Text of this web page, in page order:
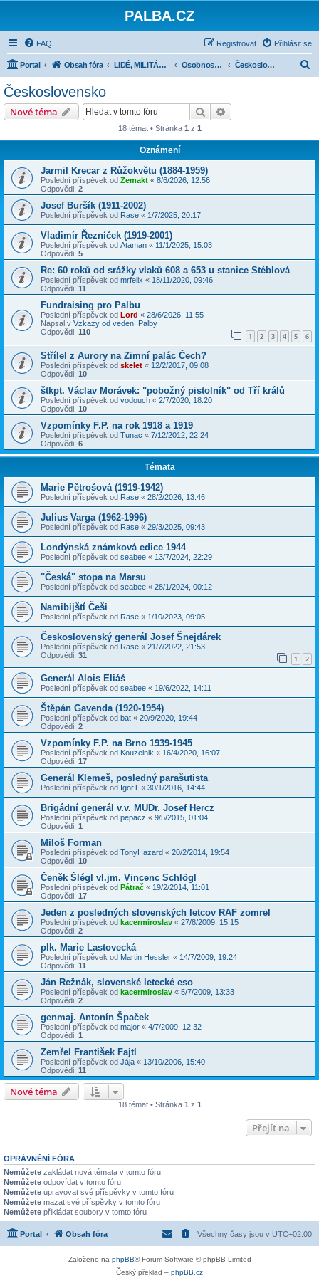
PALBA.CZ
FAQ Přihlásit se
Registrovat
Portal Obsah fóra LIDÉ, MILITÁRIE, VĚDA, KULTURA Osobnosti, vojáci, příběhy Československo
Československo
Nové téma Hledat
18 témat • Stránka 1 z 1
Oznámení
Jarmil Krecar z Růžokvětu (1884-1959)
Poslední příspěvek od Zemakt « 8/6/2026, 12:56
Odpovědi: 2
Josef Buršík (1911-2002)
Poslední příspěvek od Rase « 1/7/2025, 20:17
Vladimír Řezníček (1919-2001)
Poslední příspěvek od Ataman « 11/1/2025, 15:03
Odpovědi: 5
Re: 60 roků od srážky vlaků 608 a 653 u stanice Stéblová
Poslední příspěvek od mrfelix « 18/11/2020, 09:46
Odpovědi: 11
Fundraising pro Palbu
Poslední příspěvek od Lord « 28/6/2026, 11:55
Napsal v Vzkazy od vedení Palby
Odpovědi: 110 1 2 3 4 5 6
Střílel z Aurory na Zimní palác Čech?
Poslední příspěvek od skelet « 12/2/2017, 09:08
Odpovědi: 10
štkpt. Václav Morávek: "pobožný pistolník" od Tří králů
Poslední příspěvek od vodouch « 2/7/2020, 18:20
Odpovědi: 10
Vzpomínky F.P. na rok 1918 a 1919
Poslední příspěvek od Tunac « 7/12/2012, 22:24
Odpovědi: 6
Témata
Marie Pětrošová (1919-1942)
Poslední příspěvek od Rase « 28/2/2026, 13:46
Julius Varga (1962-1996)
Poslední příspěvek od Rase « 29/3/2025, 09:43
Londýnská známková edice 1944
Poslední příspěvek od seabee « 13/7/2024, 22:29
"Česká" stopa na Marsu
Poslední příspěvek od seabee « 28/1/2024, 00:12
Namibijští Češi
Poslední příspěvek od Rase « 1/10/2023, 09:05
Československý generál Josef Šnejdárek
Poslední příspěvek od Rase « 21/7/2022, 21:53
Odpovědi: 31 1 2
Generál Alois Eliáš
Poslední příspěvek od seabee « 19/6/2022, 14:11
Štěpán Gavenda (1920-1954)
Poslední příspěvek od bat « 20/9/2020, 19:44
Odpovědi: 2
Vzpomínky F.P. na Brno 1939-1945
Poslední příspěvek od Kouzelnik « 16/4/2020, 16:07
Odpovědi: 17
Generál Klemeš, posledný parašutista
Poslední příspěvek od IgorT « 30/1/2016, 14:44
Brigádní generál v.v. MUDr. Josef Hercz
Poslední příspěvek od pepacz « 9/5/2015, 01:04
Odpovědi: 1
Miloš Forman
Poslední příspěvek od TonyHazard « 20/2/2014, 19:54
Odpovědi: 10
Čeněk Šlégl vl.jm. Vincenc Schlögl
Poslední příspěvek od Pátrač « 19/2/2014, 11:01
Odpovědi: 17
Jeden z posledných slovenských letcov RAF zomrel
Poslední příspěvek od kacermiroslav « 27/8/2009, 15:15
Odpovědi: 2
plk. Marie Lastovecká
Poslední příspěvek od Martin Hessler « 14/7/2009, 19:24
Odpovědi: 11
Ján Režnák, slovenské letecké eso
Poslední příspěvek od kacermiroslav « 5/7/2009, 13:33
Odpovědi: 2
genmaj. Antonín Špaček
Poslední příspěvek od major « 4/7/2009, 12:32
Odpovědi: 1
Zemřel František Fajtl
Poslední příspěvek od Jája « 13/10/2006, 15:40
Odpovědi: 11
Nové téma
18 témat • Stránka 1 z 1
Přejít na
OPRÁVNĚNÍ FÓRA
Nemůžete zakládat nová témata v tomto fóru
Nemůžete odpovídat v tomto fóru
Nemůžete upravovat své příspěvky v tomto fóru
Nemůžete mazat své příspěvky v tomto fóru
Nemůžete přikládat soubory v tomto fóru
Portal Obsah fóra Všechny časy jsou v UTC+02:00
Založeno na phpBB® Forum Software © phpBB Limited
Český překlad – phpBB.cz